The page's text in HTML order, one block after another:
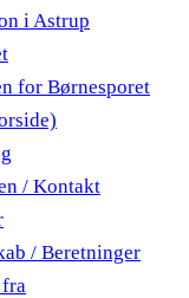
i Astrup
for Børnesporet
/ Kontakt
/ Beretninger
fra